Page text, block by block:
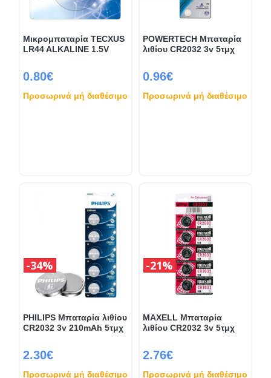
Μικρομπαταρία TECXUS
LR44 ALKALINE 1.5V
0.80€
Προσωρινά μή διαθέσιμο
POWERTECH Μπαταρία
λιθίου CR2032 3v 5τμχ
0.96€
Προσωρινά μή διαθέσιμο
PHILIPS Μπαταρία λιθίου
CR2032 3v 210mAh 5τμχ
2.30€
34%
Προσωρινά μή διαθέσιμο
MAXELL Μπαταρία
λιθίου CR2032 3v 5τμχ
2.76€
21%
Προσωρινά μή διαθέσιμο